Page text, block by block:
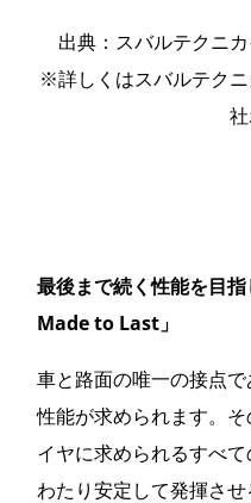
出典：スバルテクニ
※詳しくはスバルテク
最後まで続く性能を目
Made to Last」
車と路面の唯一の接点
性能が求められます。
イヤに求められるすべ
わたり安定して発揮させ